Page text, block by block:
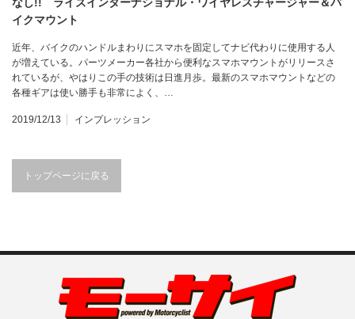
なし!! ライズインターナショナル・ワイヤレスチャージャー＆バ
イクマウント
近年、バイクのハンドルまわりにスマホを固定してナビ代わりに使用する人
が増えている。パーツメーカー各社から便利なスマホマウントがリリースさ
れているが、やはりこの手の技術は日進月歩。最新のスマホマウントなどの
各種ギアは使い勝手も非常によく、…
2019/12/13 インプレッション
トップページに戻る